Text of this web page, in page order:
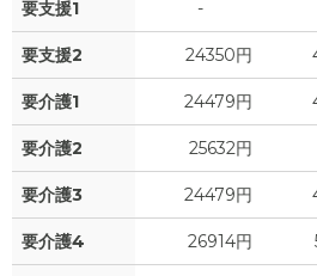
要支援1 -
要支援2 24350円
要介護1 24479円
要介護2 25632円
要介護3 24479円
要介護4 26914円